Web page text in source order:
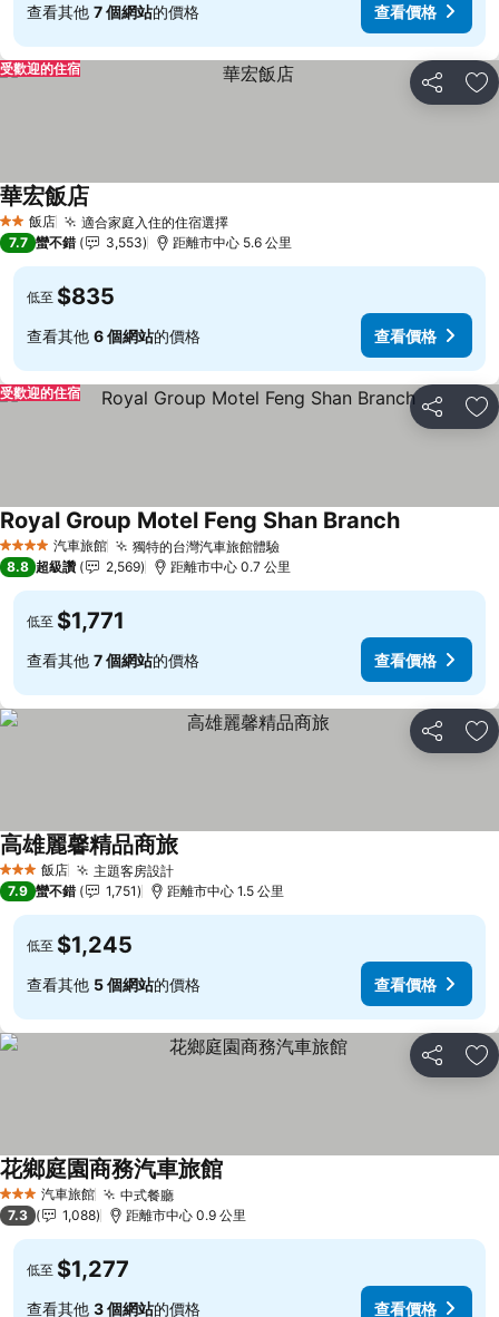
查看其他 7 個網站的價格 查看價格
分享 加
受歡迎的住宿
2 星級飯店 適合家庭入住的住宿選擇查看價格
華宏飯店
7.7 蠻不錯 3,553 距離市中心 5.6 公里
低至 $835
查看其他 6 個網站的價格 查看價格
分享 加
受歡迎的住宿
4 星級 汽車旅館 獨特的台灣汽車旅館體驗查看價格
Royal Group Motel Feng Shan Branch查看價格
8.8 超級讚 2,569 距離市中心 0.7 公里
低至 $1,771
查看其他 7 個網站的價格 查看價格
分享 加
3 星級 飯店 主題客房設計查看價格
高雄麗馨精品商旅查看價格
7.9 蠻不錯 1,751 距離市中心 1.5 公里
低至 $1,245
查看其他 5 個網站的價格 查看價格
分享 加
3 星級 汽車旅館 中式餐廳查看價格
花鄉庭園商務汽車旅館
7.3 1,088 距離市中心 0.9 公里
低至 $1,277
查看其他 3 個網站的價格 查看價格